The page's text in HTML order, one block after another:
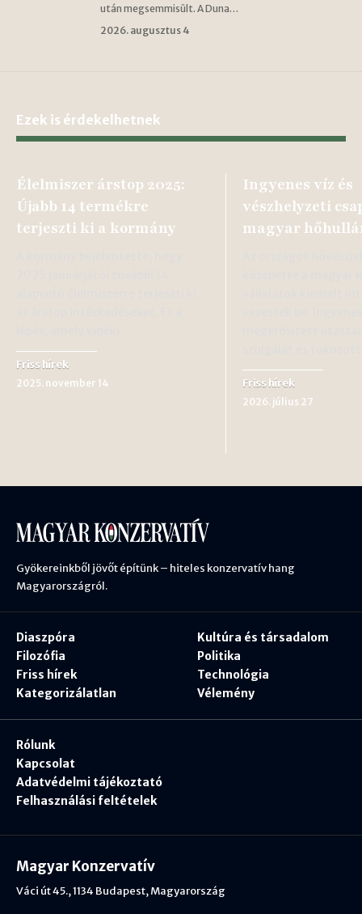
után megsemmisült. A Duna…
2026. augusztus 4
Ezek is érdekelhetnek
Élelmiszer árstop 2025:
Újabb 14 termékre
terjeszti ki a kormány
Friss hírek
2025. november 14
Ingyenes víz és
vészhelyzeti
magyar
Friss hírek
2026. július 27
Gyökereinkből jövőt építünk – hiteles konzervatív hang
Magyarországról.
Diaszpóra
Filozófia
Friss hírek
Kategorizálatlan
Kultúra és társadalom
Politika
Technológia
Vélemény
Rólunk
Kapcsolat
Adatvédelmi tájékoztató
Felhasználási feltételek
Magyar Konzervatív
Váci út 45., 1134 Budapest, Magyarország